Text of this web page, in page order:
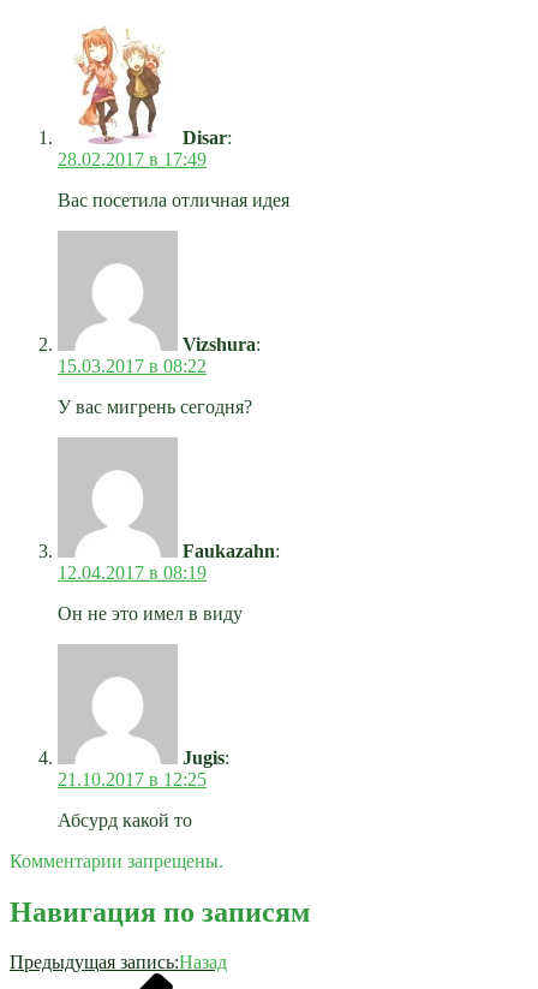
Disar:
28.02.2017 в 17:49
Вас посетила отличная идея
Vizshura:
15.03.2017 в 08:22
У вас мигрень сегодня?
Faukazahn:
12.04.2017 в 08:19
Он не это имел в виду
Jugis:
21.10.2017 в 12:25
Абсурд какой то
Комментарии запрещены.
Навигация по записям
Предыдущая запись:Назад